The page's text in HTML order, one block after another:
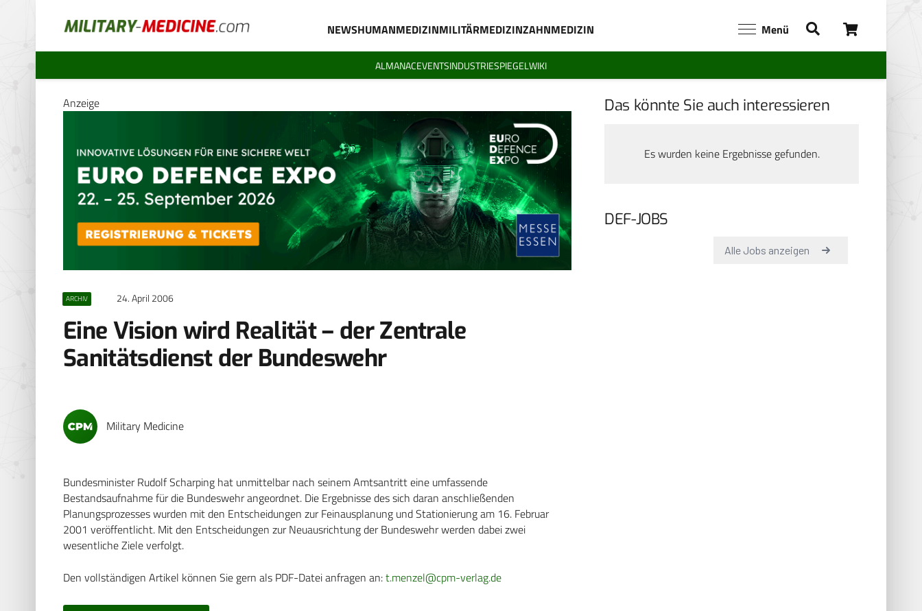
NEWSHUMANMEDIZINMILITÄRMEDIZINZAHNMEDIZIN Menü
ALMANACEVENTSINDUSTRIESPIEGELWIKI
Anzeige
ARCHIV 24. April 2006
Eine Vision wird Realität – der Zentrale
Sanitätsdienst der Bundeswehr
Military Medicine
Bundesminister Rudolf Scharping hat unmittelbar nach seinem Amtsantritt eine umfassende
Bestandsaufnahme für die Bundeswehr angeordnet. Die Ergebnisse des sich daran anschließenden
Planungsprozesses wurden mit den Entscheidungen zur Feinausplanung und Stationierung am 16. Februar
2001 veröffentlicht. Mit den Entscheidungen zur Neuausrichtung der Bundeswehr werden dabei zwei
wesentliche Ziele verfolgt.
Den vollständigen Artikel können Sie gern als PDF-Datei anfragen an:t.menzel@cpm-verlag.de
Das könnte Sie auch interessieren
Es wurden keine Ergebnisse gefunden.
DEF-JOBS